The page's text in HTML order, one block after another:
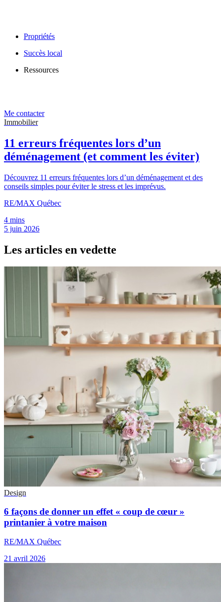
Propriétés
Succès local
Ressources
Me contacter
Immobilier
11 erreurs fréquentes lors d’un
déménagement (et comment les éviter)
Découvrez 11 erreurs fréquentes lors d’un déménagement et des
conseils simples pour éviter le stress et les imprévus.
RE/MAX Québec
4 mins
5 juin 2026
Les articles en vedette
Design
6 façons de donner un effet « coup de cœur »
printanier à votre maison
RE/MAX Québec
21 avril 2026